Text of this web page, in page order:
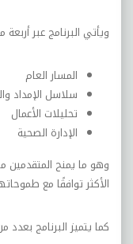
ويأتي البرنامج عبر
المسار العام
سلاسل الإمداد
تحليلات الأعمال
الإدارة الصحية
وهو ما يمنح المتقدمين
الأكثر توافقًا مع
كما يتميز البرنامج بعدد